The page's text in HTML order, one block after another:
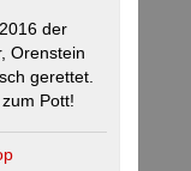
der
Orenstein
gerettet.
Pott!